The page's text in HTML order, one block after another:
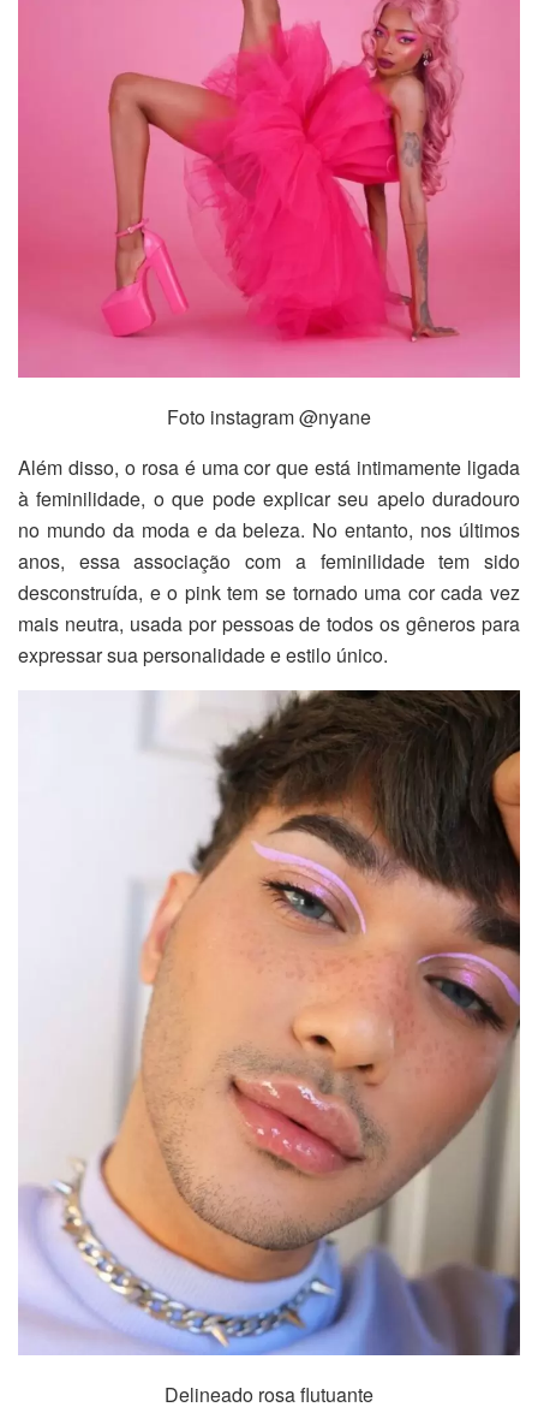
Foto instagram @nyane
Além disso, o rosa é uma cor que está intimamente ligada
à feminilidade, o que pode explicar seu apelo duradouro
no mundo da moda e da beleza. No entanto, nos últimos
anos, essa associação com a feminilidade tem sido
desconstruída, e o pink tem se tornado uma cor cada vez
mais neutra, usada por pessoas de todos os gêneros para
expressar sua personalidade e estilo único.
Delineado rosa flutuante